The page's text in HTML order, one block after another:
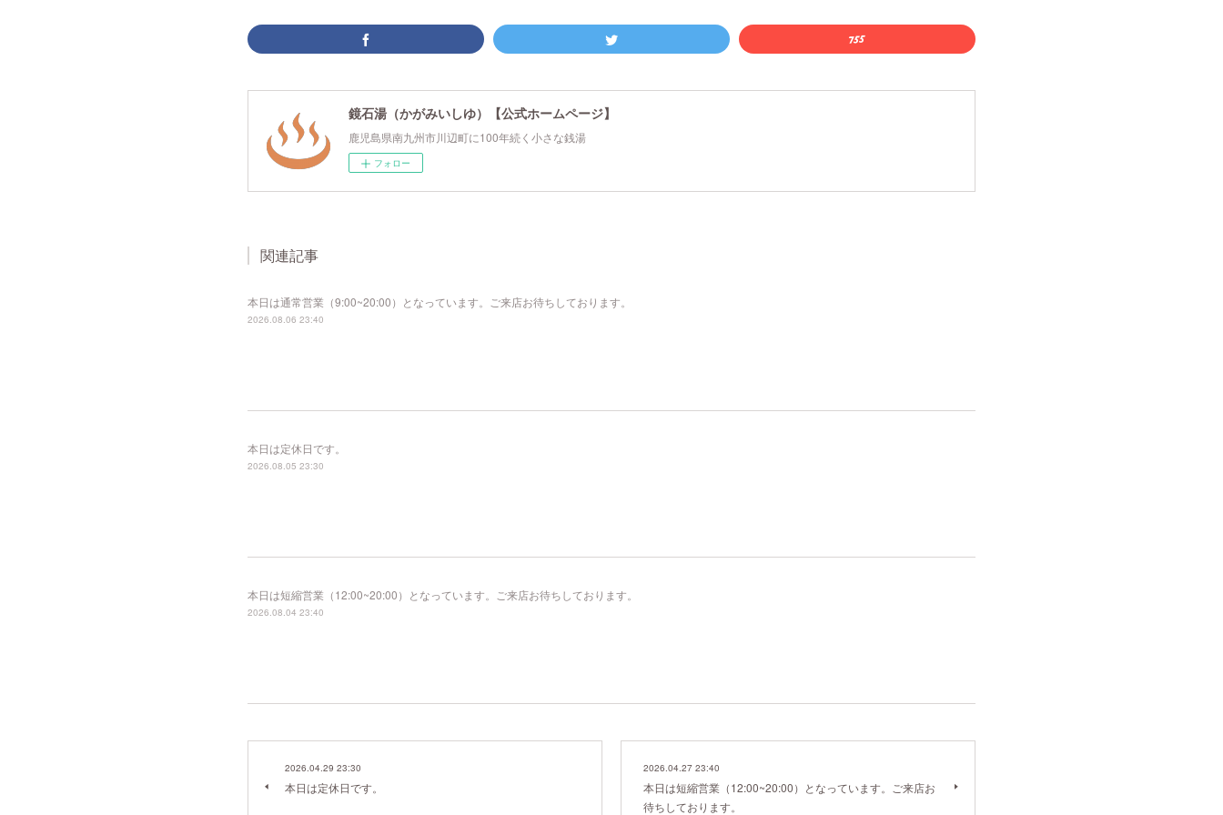
鏡石湯（かがみいしゆ）【公式ホームページ】
鹿児島県南九州市川辺町に100年続く小さな銭湯
フォロー
関連記事
本日は通常営業（9:00~20:00）となっています。ご来店お待ちしております。
2026.08.06 23:40
本日は定休日です。
2026.08.05 23:30
本日は短縮営業（12:00~20:00）となっています。ご来店お待ちしております。
2026.08.04 23:40
2026.04.29 23:30
本日は定休日です。
2026.04.27 23:40
本日は短縮営業（12:00~20:00）となっています。ご来店お
待ちしております。